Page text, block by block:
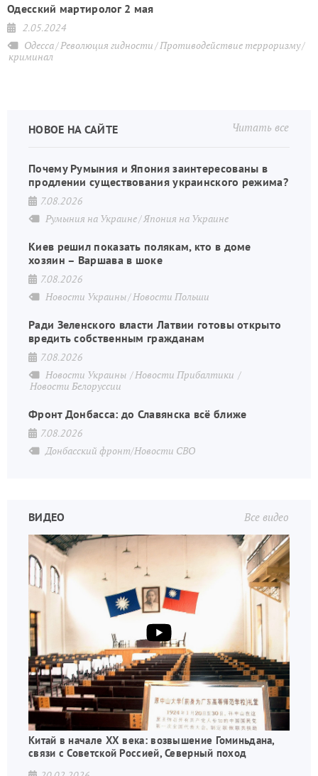
Одесский мартиролог 2 мая
2.05.2024
Одесса Революция гидности Противодействие терроризму
криминал
Читать все
НОВОЕ НА САЙТЕ
Почему Румыния и Япония заинтересованы в
продлении существования украинского режима?
7.08.2026
Румыния на Украине Япония на Украине
Киев решил показать полякам, кто в доме
хозяин – Варшава в шоке
7.08.2026
Новости Украины Новости Польши
Ради Зеленского власти Латвии готовы открыто
вредить собственным гражданам
7.08.2026
Новости Украины
Новости Прибалтики
Новости Белоруссии
Фронт Донбасса: до Славянска всё ближе
7.08.2026
Донбасский фронт/Новости СВО
Все видео
ВИДЕО
Китай в начале XX века: возвышение Гоминьдана,
связи с Советской Россией, Северный поход